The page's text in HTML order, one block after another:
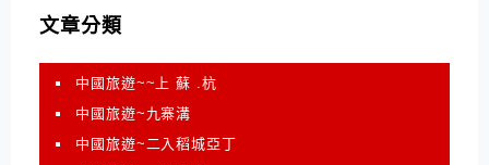
文章分類
中國旅遊~~上 蘇 .杭
中國旅遊~九寨溝
中國旅遊~二入稻城亞丁